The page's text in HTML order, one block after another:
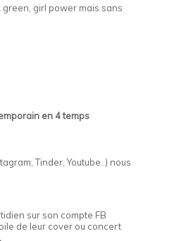
girl power mais sans
en 4 temps
Tinder, Youtube..) nous
sur son compte FB
de leur cover ou concert